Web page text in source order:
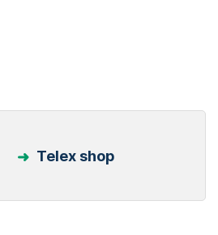
Telex shop